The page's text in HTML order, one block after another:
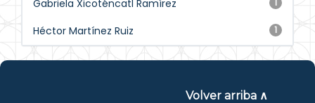
Gabriela Xicoténcatl Ramírez
1
Héctor Martínez Ruiz
Volver arriba ∧